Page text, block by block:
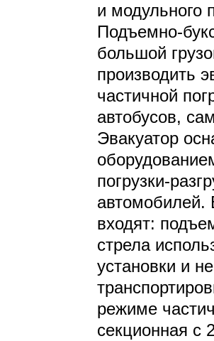
и модульного
Подъемно-
большой
производить
частичной
автобусов,
Эвакуатор
погрузки-
автомобилей.
входят:
стрела
установки и
режиме
секционная с